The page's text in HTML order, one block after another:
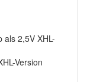
als 2,5V XHL-
Version